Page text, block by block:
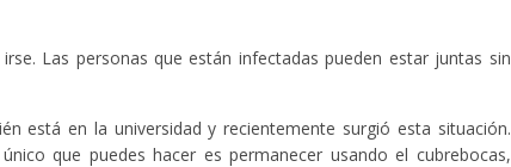
Las personas que están infectadas pueden estar juntas sin
está en la universidad y recientemente surgió esta situación.
que puedes hacer es permanecer usando el cubrebocas,